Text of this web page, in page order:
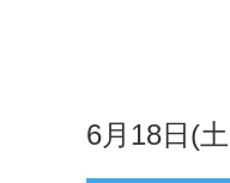
6月18日(